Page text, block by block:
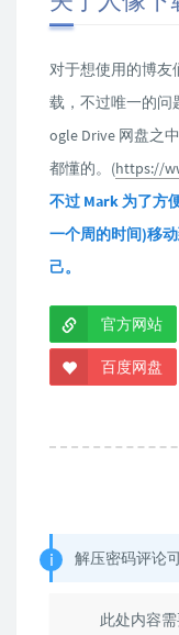
对于想使用的博友
载，不过唯一的问
ogle Drive 网盘之
都懂的。(https://
不过 Mark 为了方
一个周的时间)移
己。
官方网站
百度网盘
解压密码评论
此处内容